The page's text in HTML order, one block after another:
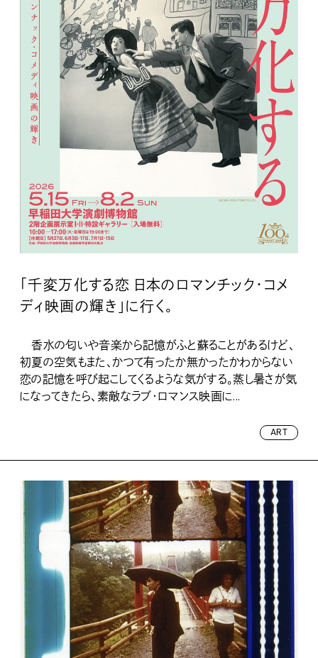
「千変万化する恋 日本のロマンチック・コメ
ディ映画の輝き」に行く。
香水の匂いや音楽から記憶がふと蘇ることがあるけど、
初夏の空気もまた、かつて有ったか無かったかわからない
恋の記憶を呼び起こしてくるような気がする。蒸し暑さが気
になってきたら、素敵なラブ・ロマンス映画に...
ART